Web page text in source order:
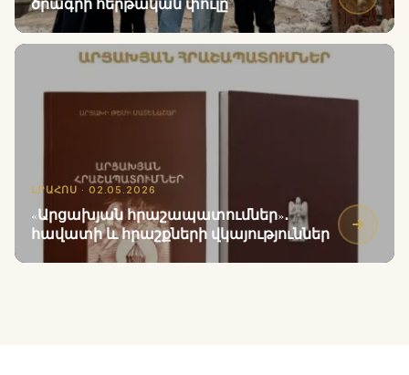
ծրագրի հերթական փուլը
ԼՐԱՀՈՍ · 02.05.2026
«Արցախյան հրաշապատումներ»․
հավատի և հրաշքների վկայություններ